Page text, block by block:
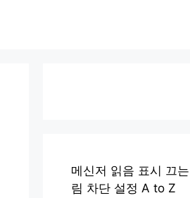
메신저 읽음 표시 끄
림 차단 설정 A to Z